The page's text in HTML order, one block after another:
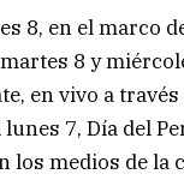
8, en el marco
8 y
en vivo a través
7, Día del
los medios de la